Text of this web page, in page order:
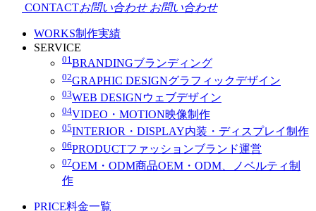
CONTACTお問い合わせ お問い合わせ
WORKS制作実績
SERVICE
01 BRANDINGブランディング
02GRAPHIC DESIGNグラフィックデザイン
03WEB DESIGNウェブデザイン
04VIDEO・MOTION映像制作
05INTERIOR・DISPLAY内装・ディスプレイ制作
06PRODUCTファッションブランド運営
07OEM・ODM商品OEM・ODM、ノベルティ制
作
PRICE料金一覧